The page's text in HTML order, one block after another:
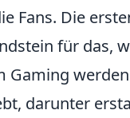
Fans. Die
für das,
darunter